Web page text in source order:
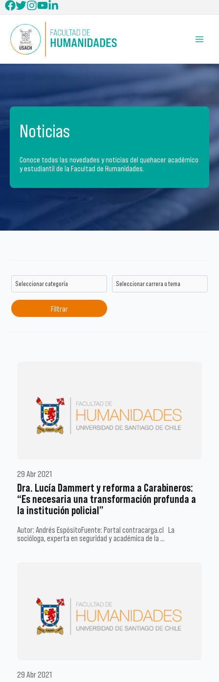
al
contenido
Noticias
Conoce todas las novedades y noticias del quehacer académico
y estudiantil de la Facultad de Humanidades.
29 Abr 2021
Dra. Lucía Dammert y reforma a Carabineros:
“Es necesaria una transformación profunda a
la institución policial”
Autor: Andrés EspósitoFuente: Portal contracarga.cl La
socióloga, experta en seguridad y académica de la …
29 Abr 2021